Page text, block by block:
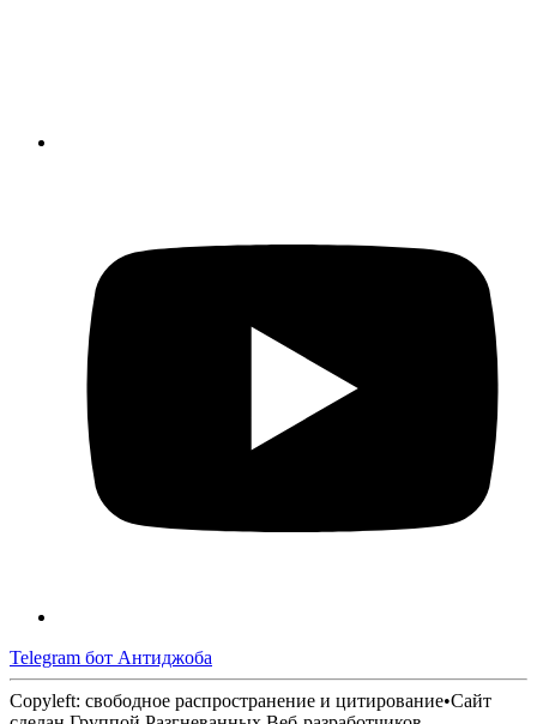
Telegram бот Антиджоба
Copyleft: свободное распространение и цитирование•Сайт